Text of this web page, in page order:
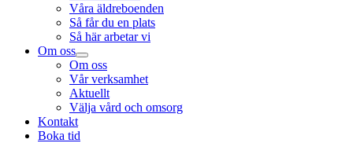
Våra äldreboenden
Så får du en plats
Så här arbetar vi
Om oss
Om oss
Vår verksamhet
Aktuellt
Välja vård och omsorg
Kontakt
Boka tid